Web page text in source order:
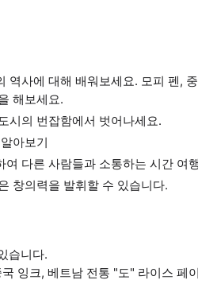
역사에 대해 배워보세요. 모피 펜,
해보세요.
시의 번잡함에서 벗어나세요.
아보기
다른 사람들과 소통하는 시간 여행
창의력을 발휘할 수 있습니다.
습니다.
잉크, 베트남 전통 "도" 라이스 페